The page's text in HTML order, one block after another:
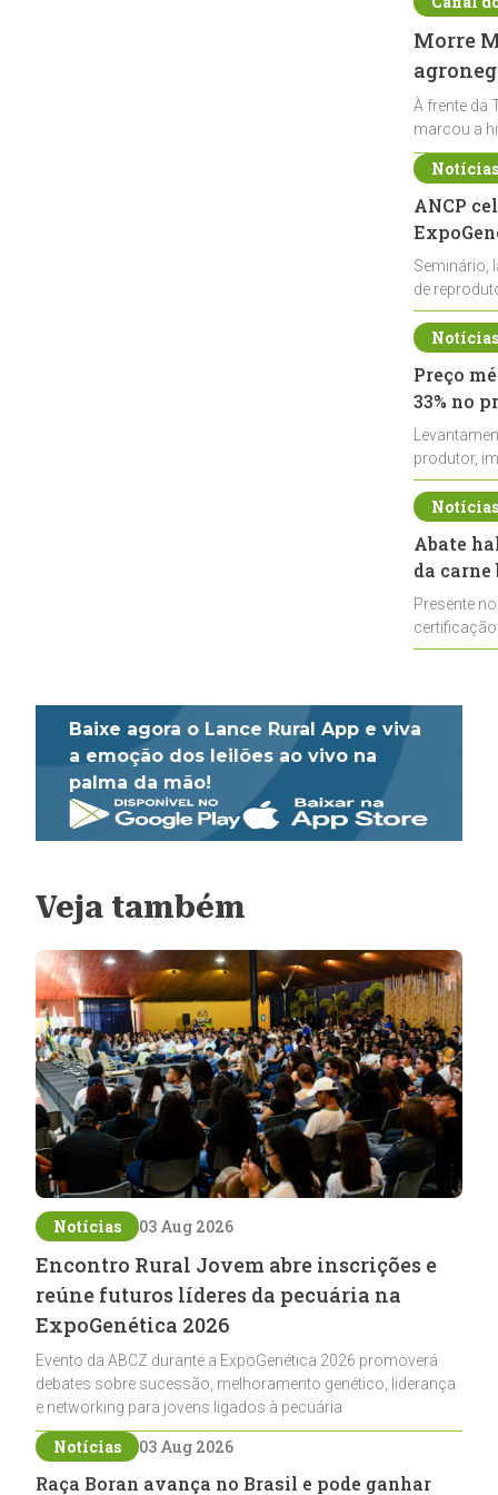
Morre
À frente da
marcou a
ANCP
Seminário,
de
durante a
Preço
33% no
produtor,
de leite cru
Abate
da
Presente
Baixe agora o Lance Rural App e viva
a emoção dos leilões ao vivo na
palma da mão!
Veja também
Notícias 03 Aug 2026
Encontro Rural Jovem abre inscrições e
reúne futuros líderes da pecuária na
ExpoGenética 2026
Evento da ABCZ durante a ExpoGenética 2026 promoverá
debates sobre sucessão, melhoramento genético, liderança
e networking para jovens ligados à pecuária
Notícias 03 Aug 2026
Raça Boran avança no Brasil e pode ganhar